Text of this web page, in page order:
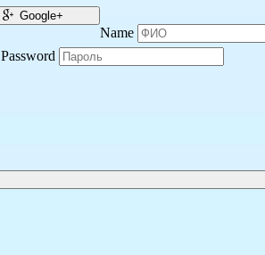
Google+
Name
Password